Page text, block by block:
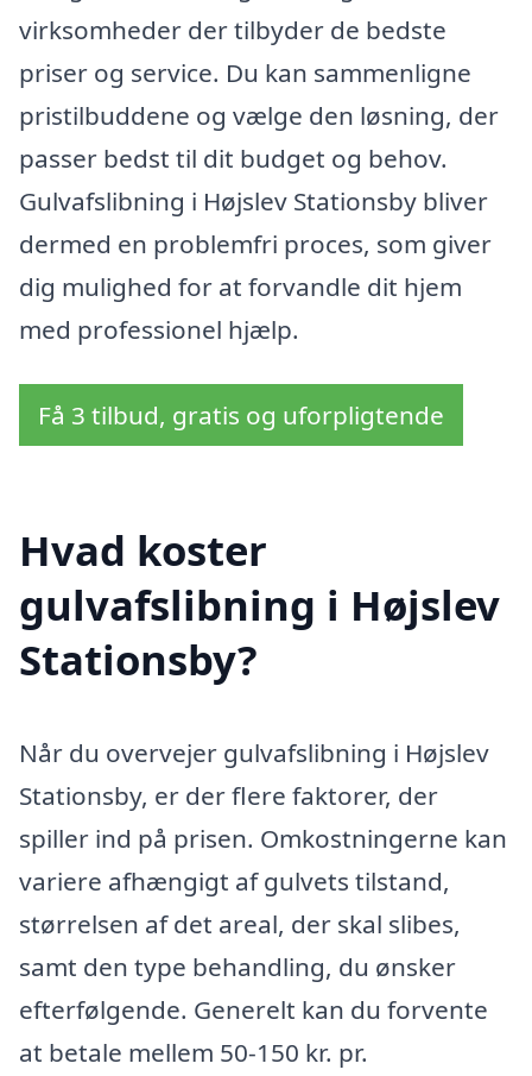
virksomheder der tilbyder de bedste
priser og service. Du kan sammenligne
pristilbuddene og vælge den løsning, der
passer bedst til dit budget og behov.
Gulvafslibning i Højslev Stationsby bliver
dermed en problemfri proces, som giver
dig mulighed for at forvandle dit hjem
med professionel hjælp.
Få 3 tilbud, gratis og uforpligtende
Hvad koster
gulvafslibning i Højslev
Stationsby?
Når du overvejer gulvafslibning i Højslev
Stationsby, er der flere faktorer, der
spiller ind på prisen. Omkostningerne kan
variere afhængigt af gulvets tilstand,
størrelsen af det areal, der skal slibes,
samt den type behandling, du ønsker
efterfølgende. Generelt kan du forvente
at betale mellem 50-150 kr. pr.